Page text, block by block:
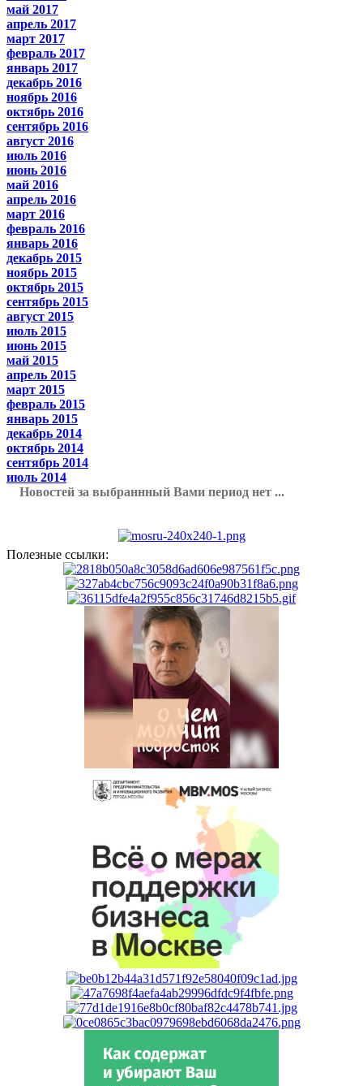
май 2017
апрель 2017
март 2017
февраль 2017
январь 2017
декабрь 2016
ноябрь 2016
октябрь 2016
сентябрь 2016
август 2016
июль 2016
июнь 2016
май 2016
апрель 2016
март 2016
февраль 2016
январь 2016
декабрь 2015
ноябрь 2015
октябрь 2015
сентябрь 2015
август 2015
июль 2015
июнь 2015
май 2015
апрель 2015
март 2015
февраль 2015
январь 2015
декабрь 2014
октябрь 2014
сентябрь 2014
июль 2014
Новостей за выбраннный Вами период нет ...
Полезные ссылки: